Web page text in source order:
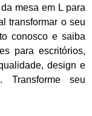
mesa em L para
transformar o seu
conosco e saiba
para escritórios,
design e
Transforme seu